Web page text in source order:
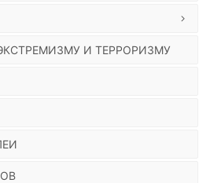
И ТЕРРОРИЗМУ